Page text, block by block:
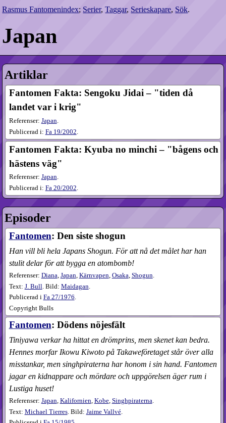
Rasmus Fantomenindex; Serier,Taggar, Serieskapare, Sök.
Japan
Artiklar
Fantomen Fakta: Sengoku Jidai – "tiden då
landet var i krig"
Referenser: Japan.
Publicerad i: Fa 19​/2002
Fantomen Fakta: Kyuba no minchi – "bågens och
hästens väg"
Referenser: Japan.
Publicerad i: Fa20​/2002.
Episoder
Fantomen: Den siste shogun
Han vill bli hela Japans Shogun. För att nå det målet har han
stulit delar för att bygga en atombomb!
Referenser: Diana, Japan, Kärnvapen, Osaka, Shogun.
Text: J. Bull . Bild: Maidagan
Publicerad i Fa27​/1976.
Copyright Bulls
Fantomen: Dödens nöjesfält
Tiniyawa verkar ha hittat en drömprins, men skenet kan bedra.
Hennes morfar Ikowu Kiwoto på Takaweföretaget står över alla
misstankar, men singhpiraterna har honom i sin hand. Fantomen
jagar en kidnappare och mördare och uppgörelsen äger rum i
Lustiga huset!
Referenser: Japan, Kalifornien, Kobe, Singhpiraterna.
Text: Michael Tierres. Bild: Jaime Vallvé.